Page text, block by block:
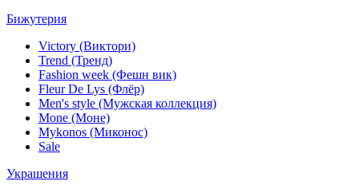
Бижутерия
Victory (Виктори)
Trend (Тренд)
Fashion week (Фешн вик)
Fleur De Lys (Флёр)
Men's style (Мужская коллекция)
Mone (Моне)
Mykonos (Миконос)
Sale
Украшения